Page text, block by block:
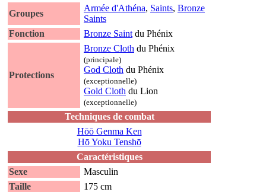
Groupes
Armée d'Athéna, Saints, Bronze
Saints
Fonction
Bronze Saint du Phénix
Protections
Bronze Cloth du Phénix
(principale)
God Cloth du Phénix
(exceptionnelle)
Gold Cloth du Lion
(exceptionnelle)
Techniques de combat
Hōō Genma Ken
Hō Yoku Tenshō
Caractéristiques
Sexe
Masculin
Taille
175 cm